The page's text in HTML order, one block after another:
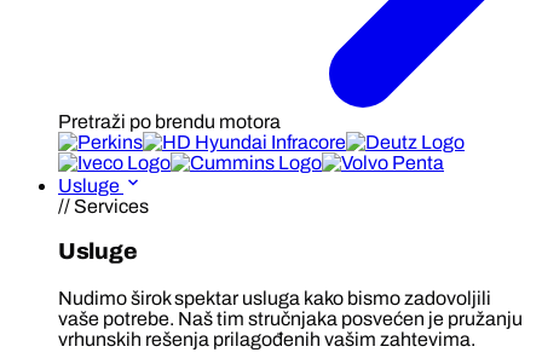
Pretraži po brendu motora
Usluge
// Services
Usluge
Nudimo širok spektar usluga kako bismo zadovoljili
vaše potrebe. Naš tim stručnjaka posvećen je pružanju
vrhunskih rešenja prilagođenih vašim zahtevima.